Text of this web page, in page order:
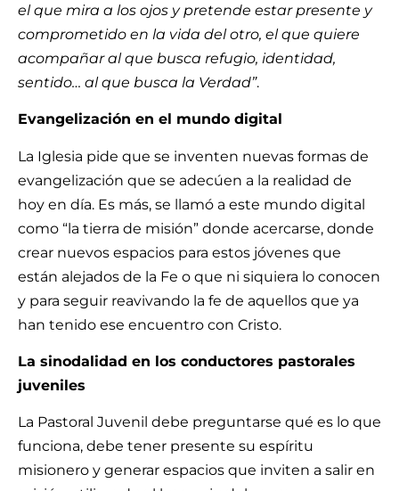
el que mira a los ojos y pretende estar presente y
comprometido en la vida del otro, el que quiere
acompañar al que busca refugio, identidad,
sentido… al que busca la Verdad”.
Evangelización en el mundo digital
La Iglesia pide que se inventen nuevas formas de
evangelización que se adecúen a la realidad de
hoy en día. Es más, se llamó a este mundo digital
como “la tierra de misión” donde acercarse, donde
crear nuevos espacios para estos jóvenes que
están alejados de la Fe o que ni siquiera lo conocen
y para seguir reavivando la fe de aquellos que ya
han tenido ese encuentro con Cristo.
La sinodalidad en los conductores pastorales
juveniles
La Pastoral Juvenil debe preguntarse qué es lo que
funciona, debe tener presente su espíritu
misionero y generar espacios que inviten a salir en